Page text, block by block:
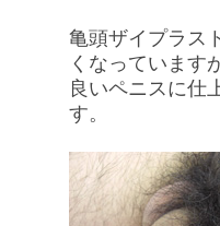
亀頭ザイプラス
くなっています
良いペニスに仕
す。